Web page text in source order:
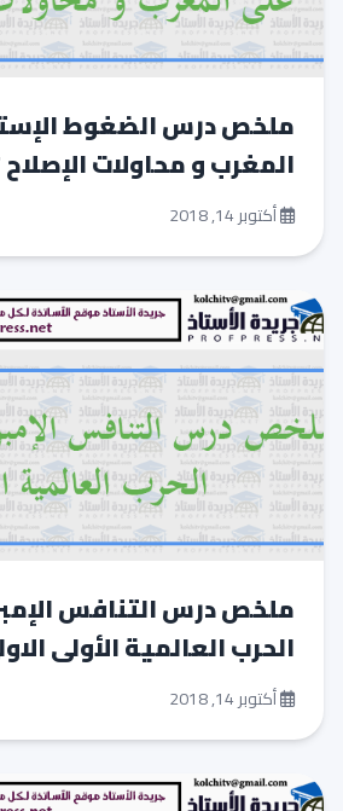
ملخص درس الضغوط
المغرب و محاولات الإصلاح PDF
أكتوبر 14, 2018
ملخص درس التنافس
الحرب العالمية الأولى
أكتوبر 14, 2018